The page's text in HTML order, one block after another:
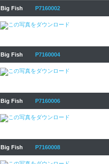
Big Fish P7160002
Big Fish P7160004
Big Fish P7160006
Big Fish P7160008